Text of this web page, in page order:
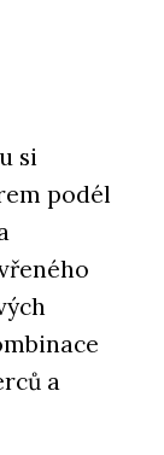
si
podél
a